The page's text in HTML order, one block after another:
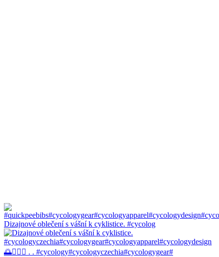
Dizajnové oblečení s vášní k cyklistice. #cycolog
🌅🚴🏼‍♀️ . . #cycology#cycologyczechia#cycologygear#